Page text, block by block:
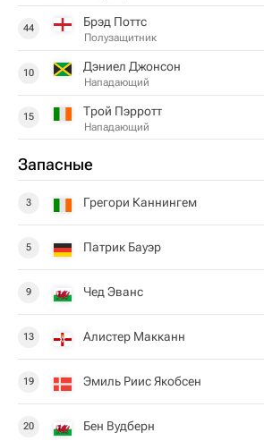
44 Брэд Поттс
Полузащитник
10 Дэниел Джонсон
Нападающий
15 Трой Пэрротт
Нападающий
Запасные
3 Грегори Каннингем
5 Патрик Бауэр
9 Чед Эванс
13 Алистер Макканн
19 Эмиль Риис Якобсен
20 Бен Вудберн